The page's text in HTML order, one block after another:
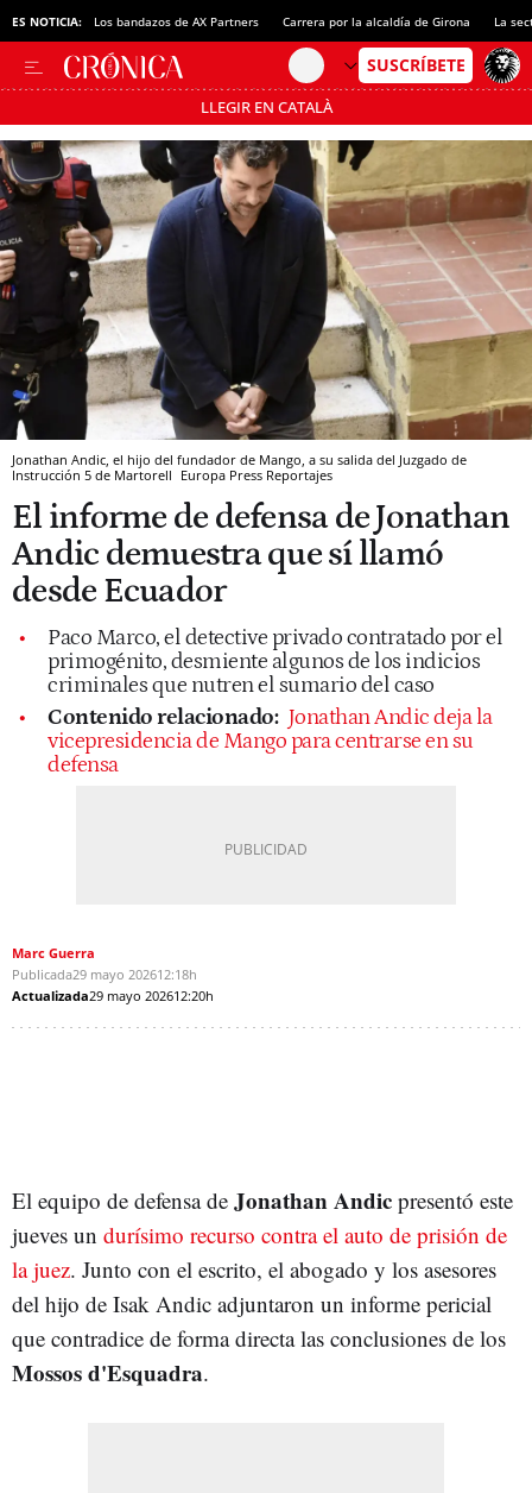
ES NOTICIA: Los bandazos de AX Partners Carrera por la alcaldía de Girona La
LLEGIR EN CATALÀ
Pásate al MODO AHORRO
Jonathan Andic, el hijo del fundador de Mango, a su salida del Juzgado de
Instrucción 5 de Martorell Europa Press Reportajes
El informe de defensa de Jonathan
Andic demuestra que sí llamó
desde Ecuador
Paco Marco, el detective privado contratado por el
primogénito, desmiente algunos de los indicios
criminales que nutren el sumario del caso
Contenido relacionado: Jonathan Andic deja la
vicepresidencia de Mango para centrarse en su
defensa
Marc Guerra
Publicada29 mayo 202612:18h
Actualizada29 mayo 202612:20h
El equipo de defensa de Jonathan Andic presentó este
jueves un durísimo recurso contra el auto de prisión de
la juez. Junto con el escrito, el abogado y los asesores
del hijo de Isak Andic adjuntaron un informe pericial
que contradice de forma directa las conclusiones de los
Mossos d'Esquadra.